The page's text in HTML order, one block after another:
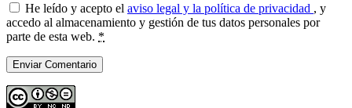
He leído y acepto el aviso legal y la política de privacidad , y
accedo al almacenamiento y gestión de tus datos personales por
parte de esta web. *